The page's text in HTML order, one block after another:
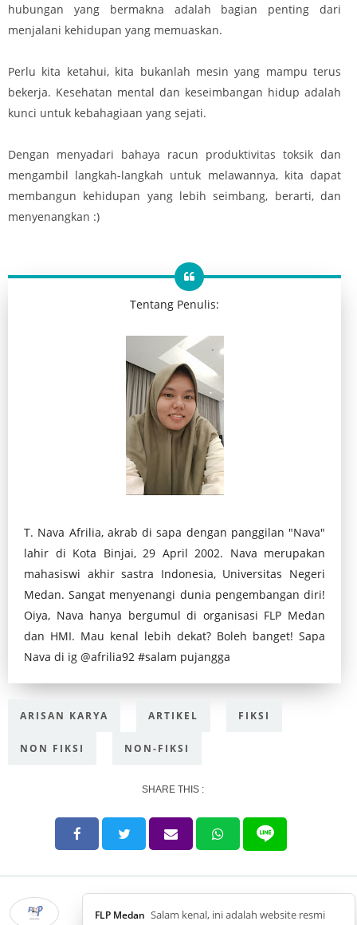
hubungan yang bermakna adalah bagian penting dari
menjalani kehidupan yang memuaskan.
Perlu kita ketahui, kita bukanlah mesin yang mampu terus
bekerja. Kesehatan mental dan keseimbangan hidup adalah
kunci untuk kebahagiaan yang sejati.
Dengan menyadari bahaya racun produktivitas toksik dan
mengambil langkah-langkah untuk melawannya, kita dapat
membangun kehidupan yang lebih seimbang, berarti, dan
menyenangkan :)
Tentang Penulis:
T. Nava Afrilia, akrab di sapa dengan panggilan "Nava"
lahir di Kota Binjai, 29 April 2002. Nava merupakan
mahasiswi akhir sastra Indonesia, Universitas Negeri
Medan. Sangat menyenangi dunia pengembangan diri!
Oiya, Nava hanya bergumul di organisasi FLP Medan
dan HMI. Mau kenal lebih dekat? Boleh banget! Sapa
Nava di ig @afrilia92 #salam pujangga
ARISAN KARYA ARTIKEL FIKSI
NON FIKSI NON-FIKSI
SHARE THIS :
FLP Medan Salam kenal, ini adalah website resmi